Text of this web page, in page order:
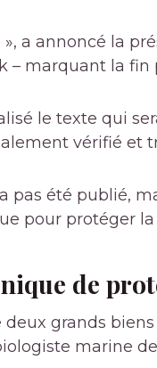
a annoncé la
– marquant la fin
le texte qui
vérifié et
pas été publié,
pour protéger la
de
deux grands
marine